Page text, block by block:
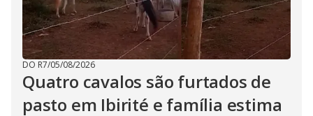
DO R7/05/08/2026
Quatro cavalos são furtados de
pasto em Ibirité e família estima